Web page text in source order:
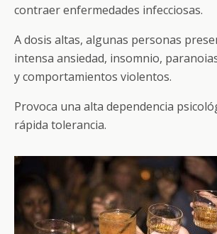
contraer enfermedades infecciosas.
A dosis altas, algunas personas
intensa ansiedad, insomnio,
y comportamientos violentos.
Provoca una alta dependencia
rápida tolerancia.